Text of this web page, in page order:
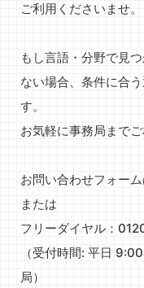
ご利用くださいませ。
もし言語・分野で見
ない場合、条件に合
す。
お気軽に事務局までご
お問い合わせフォー
または
フリーダイヤル：
（受付時間: 平日
局）